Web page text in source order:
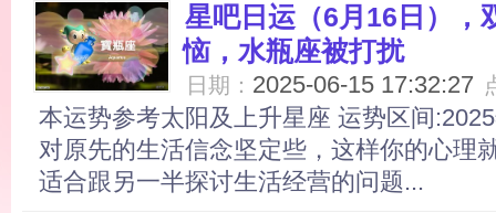
星吧日运（6月16日），
恼，水瓶座被打扰
日期： 2025-06-15 17:32:27
本运势参考太阳及上升星座 运势区间
对原先的生活信念坚定些，这样你的心理
适合跟另一半探讨生活经营的问题...